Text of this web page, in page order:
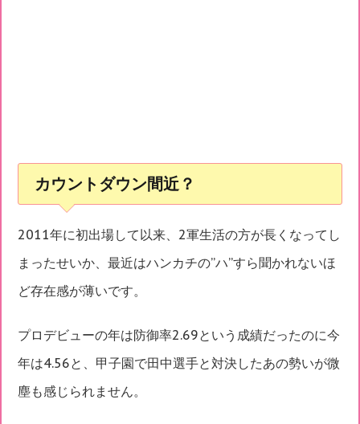
カウントダウン間近？
2011年に初出場して以来、2軍生活の方が長くなってし
まったせいか、最近はハンカチの”ハ”すら聞かれないほ
ど存在感が薄いです。
プロデビューの年は防御率2.69という成績だったのに今
年は4.56と、甲子園で田中選手と対決したあの勢いが微
塵も感じられません。